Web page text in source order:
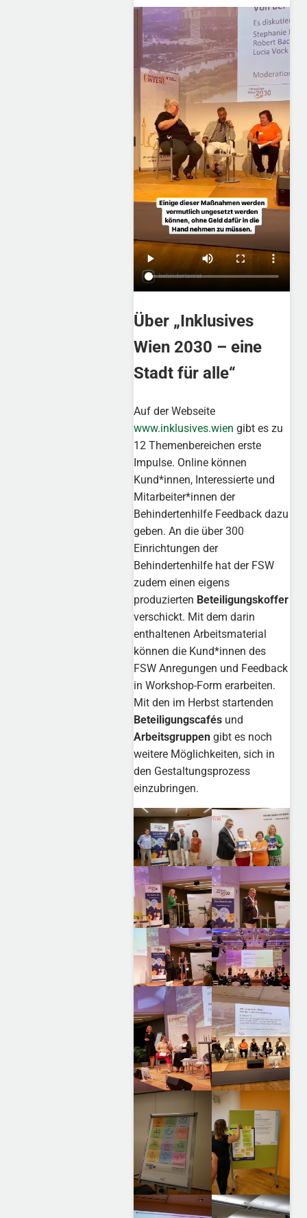
Über „Inklusives
Wien 2030 – eine
Stadt für alle“
Auf der Webseite
www.inklusives.wien gibt es zu
12 Themenbereichen erste
Impulse. Online können
Kund*innen, Interessierte und
Mitarbeiter*innen der
Behindertenhilfe Feedback dazu
geben. An die über 300
Einrichtungen der
Behindertenhilfe hat der FSW
zudem einen eigens
produzierten Beteiligungskoffer
verschickt. Mit dem darin
enthaltenen Arbeitsmaterial
können die Kund*innen des
FSW Anregungen und Feedback
in Workshop-Form erarbeiten.
Mit den im Herbst startenden
Beteiligungscafés und
Arbeitsgruppen gibt es noch
weitere Möglichkeiten, sich in
den Gestaltungsprozess
einzubringen.